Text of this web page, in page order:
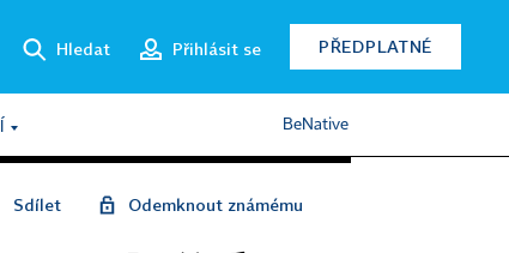
Hledat Přihlásit se PŘEDPLATNÉ
BeNative
Sdílet Odemknout známému